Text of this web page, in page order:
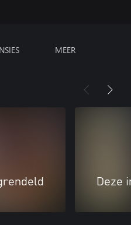
MEER
Deze